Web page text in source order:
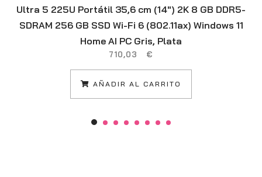
Ultra 5 225U Portátil 35,6 cm (14″) 2K 8 GB DDR5-
SDRAM 256 GB SSD Wi-Fi 6 (802.11ax) Windows 11
Home AI PC Gris, Plata
710,03 €
AÑADIR AL CARRITO